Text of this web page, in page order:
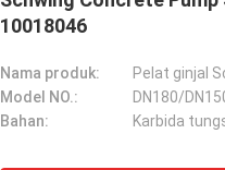
10018046
Nama produk:
Pelat ginjal
Model NO.:
DN180/
Bahan:
Karbida